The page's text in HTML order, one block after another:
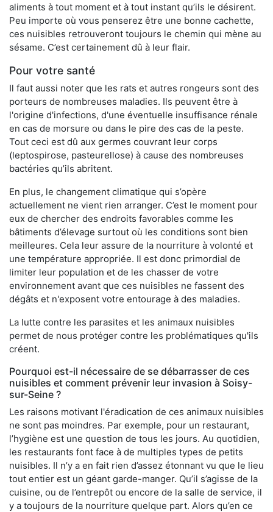
aliments à tout moment et à tout instant qu’ils le désirent.
Peu importe où vous penserez être une bonne cachette,
ces nuisibles retrouveront toujours le chemin qui mène au
sésame. C’est certainement dû à leur flair.
Pour votre santé
Il faut aussi noter que les rats et autres rongeurs sont des
porteurs de nombreuses maladies. Ils peuvent être à
l'origine d'infections, d'une éventuelle insuffisance rénale
en cas de morsure ou dans le pire des cas de la peste.
Tout ceci est dû aux germes couvrant leur corps
(leptospirose, pasteurellose) à cause des nombreuses
bactéries qu’ils abritent.
En plus, le changement climatique qui s’opère
actuellement ne vient rien arranger. C’est le moment pour
eux de chercher des endroits favorables comme les
bâtiments d’élevage surtout où les conditions sont bien
meilleures. Cela leur assure de la nourriture à volonté et
une température appropriée. Il est donc primordial de
limiter leur population et de les chasser de votre
environnement avant que ces nuisibles ne fassent des
dégâts et n'exposent votre entourage à des maladies.
La lutte contre les parasites et les animaux nuisibles
permet de nous protéger contre les problématiques qu'ils
créent.
Pourquoi est-il nécessaire de se débarrasser de ces
nuisibles et comment prévenir leur invasion à Soisy-
sur-Seine ?
Les raisons motivant l'éradication de ces animaux nuisibles
ne sont pas moindres. Par exemple, pour un restaurant,
l’hygiène est une question de tous les jours. Au quotidien,
les restaurants font face à de multiples types de petits
nuisibles. Il n’y a en fait rien d’assez étonnant vu que le lieu
tout entier est un géant garde-manger. Qu’il s’agisse de la
cuisine, ou de l’entrepôt ou encore de la salle de service, il
y a toujours de la nourriture quelque part. Alors qu’en ce